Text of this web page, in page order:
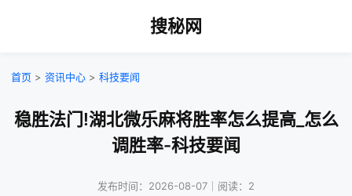
搜秘网
首页 > 资讯中心 > 科技要闻
稳胜法门!湖北微乐麻将胜率怎么提高_怎么
调胜率-科技要闻
发布时间：2026-08-07｜阅读：2